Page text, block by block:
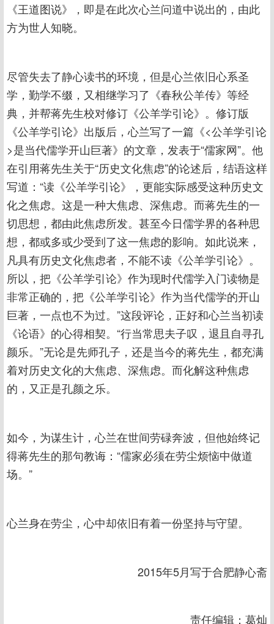
《王道图说》，即是在此次心兰问道中说出的，由此
方为世人知晓。
尽管失去了静心读书的环境，但是心兰依旧心系圣
学，勤学不缀，又相继学习了《春秋公羊传》等经
典，并帮蒋先生校对修订《公羊学引论》。修订版
《公羊学引论》出版后，心兰写了一篇《<公羊学引论
>是当代儒学开山巨著》的文章，发表于“儒家网”。他
在引用蒋先生关于“历史文化焦虑”的论述后，结语这样
写道：“读《公羊学引论》，更能实际感受这种历史文
化之焦虑。这是一种大焦虑、深焦虑。而蒋先生的一
切思想，都由此焦虑所发。甚至今日儒学界的各种思
想，都或多或少受到了这一焦虑的影响。如此说来，
凡具有历史文化焦虑者，不能不读《公羊学引论》。
所以，把《公羊学引论》作为现时代儒学入门读物是
非常正确的，把《公羊学引论》作为当代儒学的开山
巨著，一点也不为过。”这段评论，正好和心兰当初读
《论语》的心得相契。“行当常思夫子叹，退且自寻孔
颜乐。”无论是先师孔子，还是当今的蒋先生，都充满
着对历史文化的大焦虑、深焦虑。而化解这种焦虑
的，又正是孔颜之乐。
如今，为谋生计，心兰在世间劳碌奔波，但他始终记
得蒋先生的那句教诲：“儒家必须在劳尘烦恼中做道
场。”
心兰身在劳尘，心中却依旧有着一份坚持与守望。
2015年5月写于合肥静心斋
责任编辑：葛灿